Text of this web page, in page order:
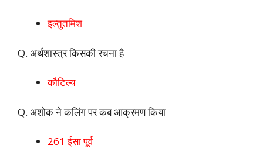
इल्तुतमिश
Q. अर्थशास्त्र किसकी रचना है
कौटिल्य
Q. अशोक ने कलिंग पर कब आक्रमण किया
261 ईसा पूर्व